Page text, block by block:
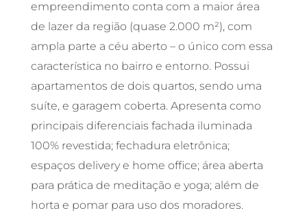
empreendimento conta com a maior área
de lazer da região (quase 2.000 m²), com
ampla parte a céu aberto – o único com essa
característica no bairro e entorno. Possui
apartamentos de dois quartos, sendo uma
suíte, e garagem coberta. Apresenta como
principais diferenciais fachada iluminada
100% revestida; fechadura eletrônica;
espaços delivery e home office; área aberta
para prática de meditação e yoga; além de
horta e pomar para uso dos moradores.